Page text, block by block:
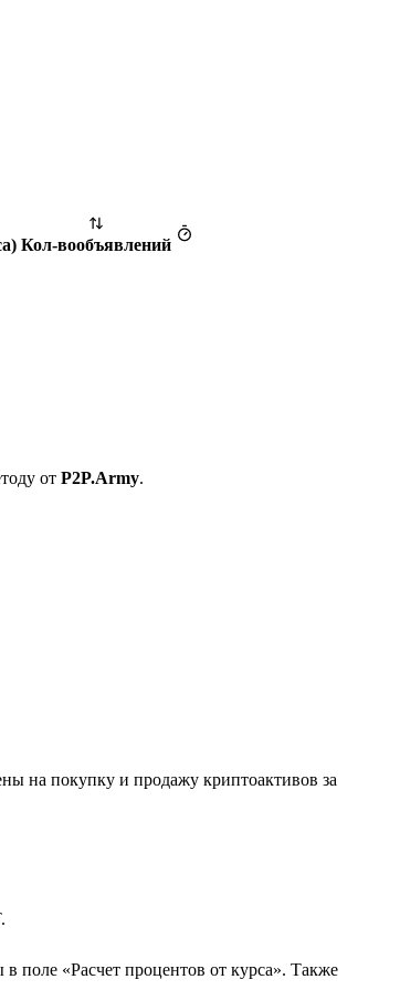
) Кол-вообъявлений
от P2P.Army.
на покупку и продажу криптоактивов за
поле «Расчет процентов от курса». Также